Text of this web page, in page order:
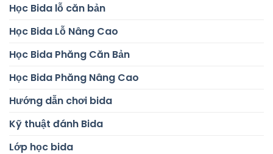
Học Bida lỗ căn bản
Học Bida Lỗ Nâng Cao
Học Bida Phăng Căn Bản
Học Bida Phăng Nâng Cao
Hướng dẫn chơi bida
Kỹ thuật đánh Bida
Lớp học bida